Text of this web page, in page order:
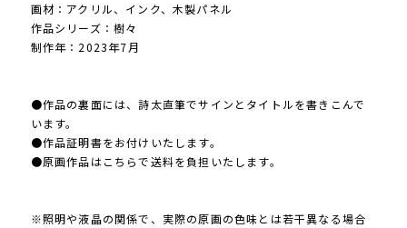
画材：アクリル、インク、木製パネル
作品シリーズ：樹々
制作年：2023年7月
●作品の裏面には、詩太直筆でサインとタイトルを書きこんで
います。
●作品証明書をお付けいたします。
●原画作品はこちらで送料を負担いたします。
※照明や液晶の関係で、実際の原画の色味とは若干異なる場合